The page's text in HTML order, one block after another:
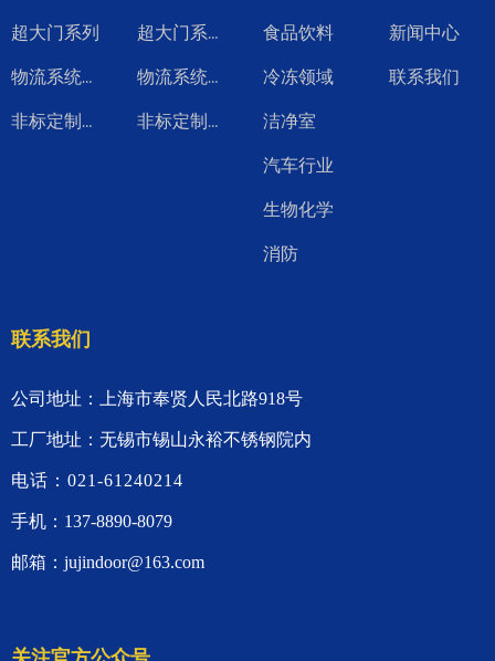
联系我们
公司地址：上海市奉贤人民北路918号
工厂地址：无锡市锡山永裕不锈钢院内
电话：021-61240214
手机：137-8890-8079
邮箱：jujindoor@163.com
超大门系列
物流系统产品
非标定制系列
超大门系列视频
物流系统系列视频
非标定制系列视频
新闻中心
联系我们
食品饮料
冷冻领域
洁净室
汽车行业
生物化学
消防